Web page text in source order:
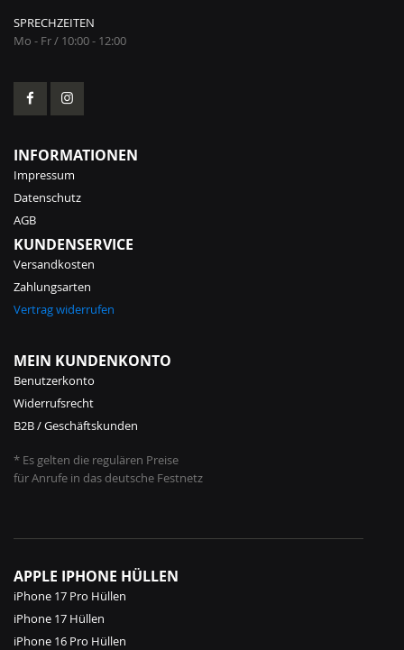
SPRECHZEITEN
Mo - Fr / 10:00 - 12:00
INFORMATIONEN
Impressum
Datenschutz
AGB
KUNDENSERVICE
Versandkosten
Zahlungsarten
Vertrag widerrufen
MEIN KUNDENKONTO
Benutzerkonto
Widerrufsrecht
B2B / Geschäftskunden
* Es gelten die regulären Preise
für Anrufe in das deutsche Festnetz
APPLE IPHONE HÜLLEN
iPhone 17 Pro Hüllen
iPhone 17 Hüllen
iPhone 16 Pro Hüllen